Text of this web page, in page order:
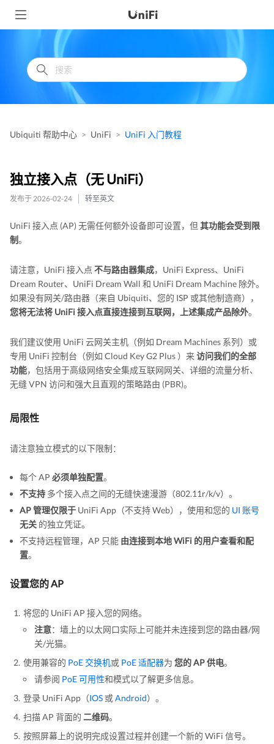
Ubiquiti 帮助中心 UniFi UniFi 入门教程
独立接入点（无 UniFi）
发布于 2026-02-24 转至英文
UniFi 接入点 (AP) 无需任何额外设备即可设置，但 其功能会受到限
制。
请注意，UniFi 接入点 不与路由器集成，UniFi Express、UniFi
Dream Router、UniFi Dream Wall 和 UniFi Dream Machine 除外。
如果没有网关/路由器（来自 Ubiquiti、您的 ISP 或其他制造商），
您将无法将 UniFi 接入点直接连接到互联网，上述集成产品除外。
我们建议使用 UniFi 云网关主机（例如 Dream Machines 系列）或
专用 UniFi 控制台（例如 Cloud Key G2 Plus ）来访问我们的全部
功能，包括用于高级网络安全集成互联网网关、详细的流量分析、
无缝 VPN 访问和强大且直观的策略路由 (PBR)。
局限性
请注意独立模式的以下限制：
每个 AP 必须单独配置。
不支持 多个接入点之间的无缝快速漫游（802.11r/k/v）。
AP 管理仅限于 UniFi App（不支持 Web），使用和您的 UI 账号
无关 的独立凭证。
不支持远程管理，AP 只能 由连接到本地 WiFi 的用户查看和配
置。
设置您的 AP
将您的 UniFi AP 接入您的网络。
注意：墙上的以太网口实际上可能并未连接到您的路由器/网
关/光猫。
使用兼容的 PoE 交换机或 PoE 适配器为 您的 AP 供电。
请参阅 PoE 可用性和模式以了解更多信息。
登录 UniFi App（IOS 或 Android）。
扫描 AP 背面的 二维码。
按照屏幕上的说明完成设置过程并创建一个新的 WiFi 信号。